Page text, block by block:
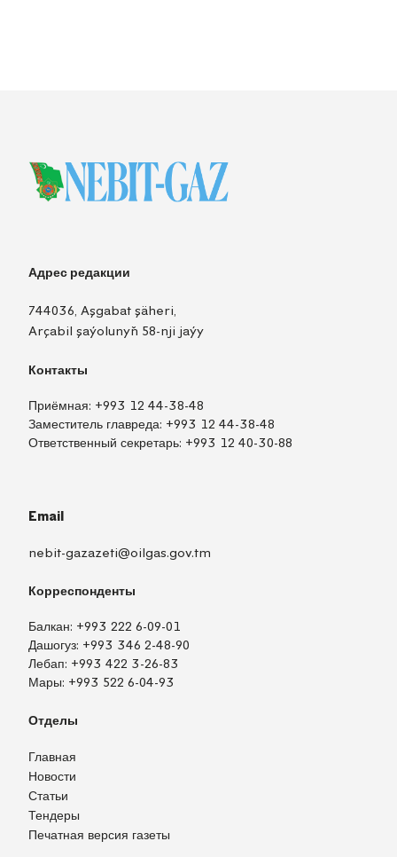
Адрес редакции
744036, Aşgabat şäheri,
Arçabil şaýolunyň 58-nji jaýy
Контакты
Приёмная: +993 12 44-38-48
Заместитель главреда: +993 12 44-38-48
Ответственный секретарь: +993 12 40-30-88
Email
nebit-gazazeti@oilgas.gov.tm
Корреспонденты
Балкан: +993 222 6-09-01
Дашогуз: +993 346 2-48-90
Лебап: +993 422 3-26-83
Мары: +993 522 6-04-93
Отделы
Главная
Новости
Статьи
Тендеры
Печатная версия газеты